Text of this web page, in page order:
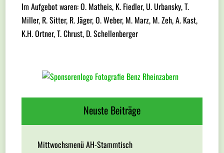
Im Aufgebot waren: O. Matheis, K. Fiedler, U. Urbansky, T.
Miller, R. Sitter, R. Jäger, O. Weber, M. Marz, M. Zeh, A. Kast,
K.H. Ortner, T. Chrust, D. Schellenberger
Neuste Beiträge
Mittwochsmenü AH-Stammtisch